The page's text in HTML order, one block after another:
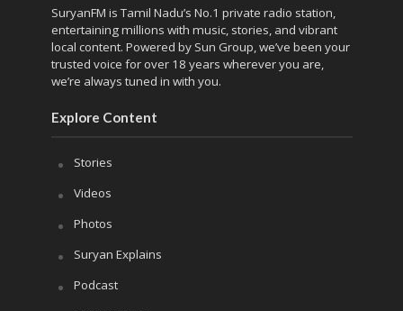
SuryanFM is Tamil Nadu’s No.1 private radio station,
entertaining millions with music, stories, and vibrant
local content. Powered by Sun Group, we’ve been your
trusted voice for over 18 years wherever you are,
we’re always tuned in with you.
Explore Content
Stories
Videos
Photos
Suryan Explains
Podcast